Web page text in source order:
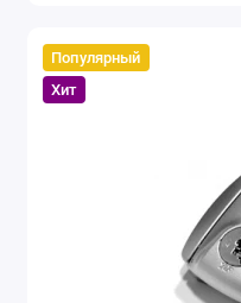
Популярный
Хит